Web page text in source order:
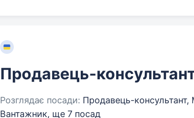
Продавець-
Розглядає посади: Продавець-
Вантажник, ще 7 посад